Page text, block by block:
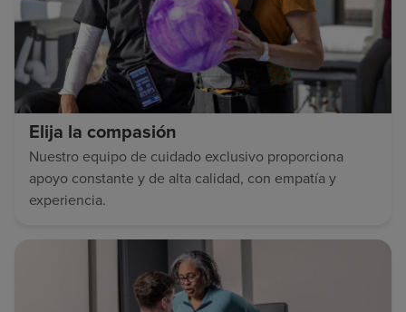
Elija la compasión
Nuestro equipo de cuidado exclusivo proporciona
apoyo constante y de alta calidad, con empatía y
experiencia.